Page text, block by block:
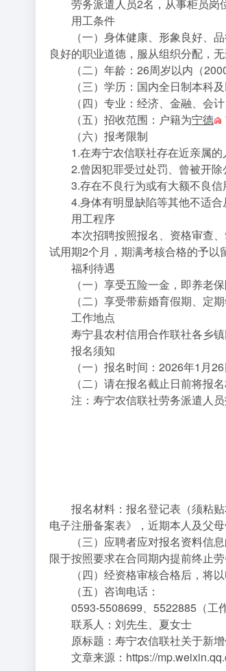
劳务派遣人员2名，从事柜员岗位
用工条件
（一）身体健康、形象良好、品
良好的职业道德，服从组织分配，
（二）年龄：26周岁以内（2000
（三）学历：国内全日制本科及
（四）专业：经济、金融、会计
（五）招收范围：户籍为宁德
（六）报考限制
1.在寿宁农信联社存在近亲属的
2.曾因犯罪受过处罚、曾被开除
3.存在不良行为或有大额不良信
4.身体有明显缺陷等其他不适合
用工程序
本次招聘按照报名、资格审查、
试用期2个月，期满考核合格的予以
福利待遇
（一）享受五险一金，即养老保
（二）享受带薪婚育假期、定期
工作地点
寿宁县农村信用合作联社各乡镇
报名须知
（一）报名时间：2026年1月26
（二）请在报名截止日前将报名
注：寿宁农信联社劳务派遣人员
报名材料：报名登记表（须粘贴
电子注册备案表》，近期本人及父母
（三）应聘者应对报名资料信息
限于按照要求在合同期内提前终止劳
（四）经资格审核合格后，将以
（五）咨询电话：
0593-5508699、5522885（工作
联系人：刘先生、夏女士
原标题：寿宁农信联社关于新增
文章来源：https://